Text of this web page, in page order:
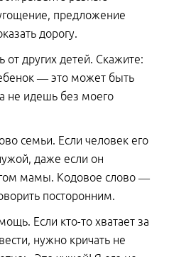
предложение
дорогу.
от других детей. Скажите:
— это может быть
не идешь без моего
семьи. Если человек его
даже если он
мамы. Кодовое слово —
посторонним.
Если кто-то хватает за
нужно кричать не